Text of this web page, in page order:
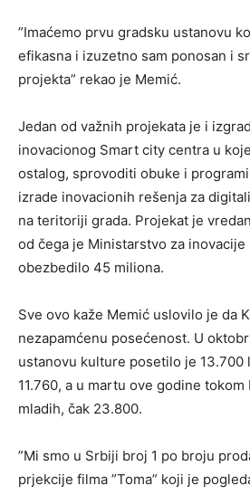
”Imaćemo prvu gradsku ustanovu
efikasna i izuzetno sam ponosan i
projekta” rekao je Memić.
Jedan od važnih projekata je i
inovacionog Smart city centra u
ostalog, sprovoditi obuke i
izrade inovacionih rešenja za
na teritoriji grada. Projekat je
od čega je Ministarstvo za
obezbedilo 45 miliona.
Sve ovo kaže Memić uslovilo je da
nezapamćenu posećenost. U
ustanovu kulture posetilo je 13.700
11.760, a u martu ove godine
mladih, čak 23.800.
”Mi smo u Srbiji broj 1 po broju
prjekcije filma ”Toma” koji je